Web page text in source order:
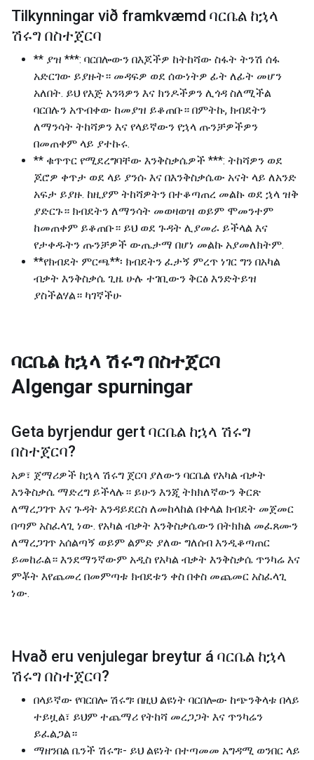
Tilkynningar við framkvæmd ባርቤል ከኋላ
ሽሩግ በስተጀርባ
** ያዝ ***: ባርበሎውን በእጆችዎ ከትከሻው ስፋት ትንሽ ሰፋ
አድርገው ይያዙት። መዳፍዎ ወደ ሰውነትዎ ፊት ለፊት መሆን
አለበት. ይህ የእጅ አንጓዎን እና ክንዶችዎን ሊጎዳ ስለሚችል
ባርበሉን አጥብቀው ከመያዝ ይቆጠቡ። በምትኩ, ክብደትን
ለማንሳት ትከሻዎን እና የላይኛውን የኋላ ጡንቻዎችዎን
በመጠቀም ላይ ያተኩሩ.
** ቁጥጥር የሚደረግባቸው እንቅስቃሴዎች ***: ትከሻዎን ወደ
ጆሮዎ ቀጥታ ወደ ላይ ያንሱ እና በእንቅስቃሴው አናት ላይ ለአንድ
አፍታ ይያዙ. ከዚያም ትከሻዎትን በተቆጣጠረ መልኩ ወደ ኋላ ዝቅ
ያድርጉ። ክብደትን ለማንሳት መወዛወዝ ወይም ሞመንተም
ከመጠቀም ይቆጠቡ። ይህ ወደ ጉዳት ሊያመራ ይችላል እና
የታቀዱትን ጡንቻዎች ውጤታማ በሆነ መልኩ አያመለክትም.
**የክብደት ምርጫ**፡ ክብደትን ፈታኝ ምረጥ ነገር ግን በአካል
ብቃት እንቅስቃሴ ጊዜ ሁሉ ተገቢውን ቅርፅ እንድትይዝ
ያስችልሃል። ካገኛችሁ
ባርቤል ከኋላ ሽሩግ በስተጀርባ
Algengar spurningar
Geta byrjendur gert ባርቤል ከኋላ ሽሩግ
በስተጀርባ?
አዎ፣ ጀማሪዎች ከኋላ ሽሩግ ጀርባ ያለውን ባርቤል የአካል ብቃት
እንቅስቃሴ ማድረግ ይችላሉ። ይሁን እንጂ ትክክለኛውን ቅርጽ
ለማረጋገጥ እና ጉዳት እንዳይደርስ ለመከላከል በቀላል ክብደት መጀመር
በጣም አስፈላጊ ነው. የአካል ብቃት እንቅስቃሴውን በትክክል መፈጸሙን
ለማረጋገጥ አሰልጣኝ ወይም ልምድ ያለው ግለሰብ እንዲቆጣጠር
ይመከራል። እንደማንኛውም አዲስ የአካል ብቃት እንቅስቃሴ ጥንካሬ እና
ምቾት እየጨመረ በመምጣቱ ክብደቱን ቀስ በቀስ መጨመር አስፈላጊ
ነው.
Hvað eru venjulegar breytur á ባርቤል ከኋላ
ሽሩግ በስተጀርባ?
በላይኛው የባርበሎ ሽሩግ፡ በዚህ ልዩነት ባርበሎው ከጭንቅላቱ በላይ
ተይዟል፣ ይህም ተጨማሪ የትከሻ መረጋጋት እና ጥንካሬን
ይፈልጋል።
ማዘንበል ቤንች ሽሩግ፡- ይህ ልዩነት በተጣመመ አግዳሚ ወንበር ላይ